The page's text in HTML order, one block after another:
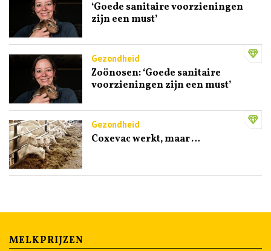
‘Goede sanitaire voorzieningen
zijn een must’
Gezondheid
Zoönosen: ‘Goede sanitaire
voorzieningen zijn een must’
Gezondheid
Coxevac werkt, maar …
MELKPRIJZEN